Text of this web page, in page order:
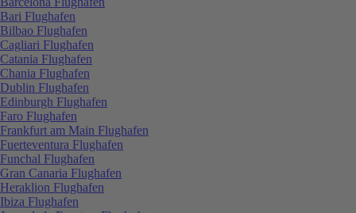
Bari Flughafen
Bilbao Flughafen
Cagliari Flughafen
Catania Flughafen
Chania Flughafen
Dublin Flughafen
Edinburgh Flughafen
Faro Flughafen
Frankfurt am Main Flughafen
Fuerteventura Flughafen
Funchal Flughafen
Gran Canaria Flughafen
Heraklion Flughafen
Ibiza Flughafen